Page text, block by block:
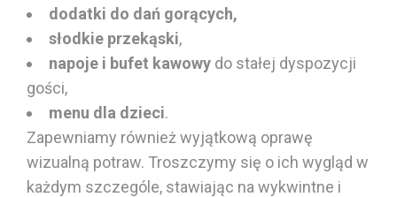
dodatki do dań gorących,
słodkie przekąski,
napoje i bufet kawowy do stałej dyspozycji
gości,
menu dla dzieci.
Zapewniamy również wyjątkową oprawę
wizualną potraw. Troszczymy się o ich wygląd w
każdym szczególe, stawiając na wykwintne i